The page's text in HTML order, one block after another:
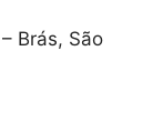
Brás, São